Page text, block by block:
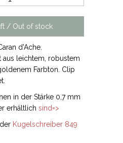
d'Ache.
aus leichtem, robustem
Farbton. Clip
in der Stärke 0,7 mm
erhältlichsind=>
Kugelschreiber 849